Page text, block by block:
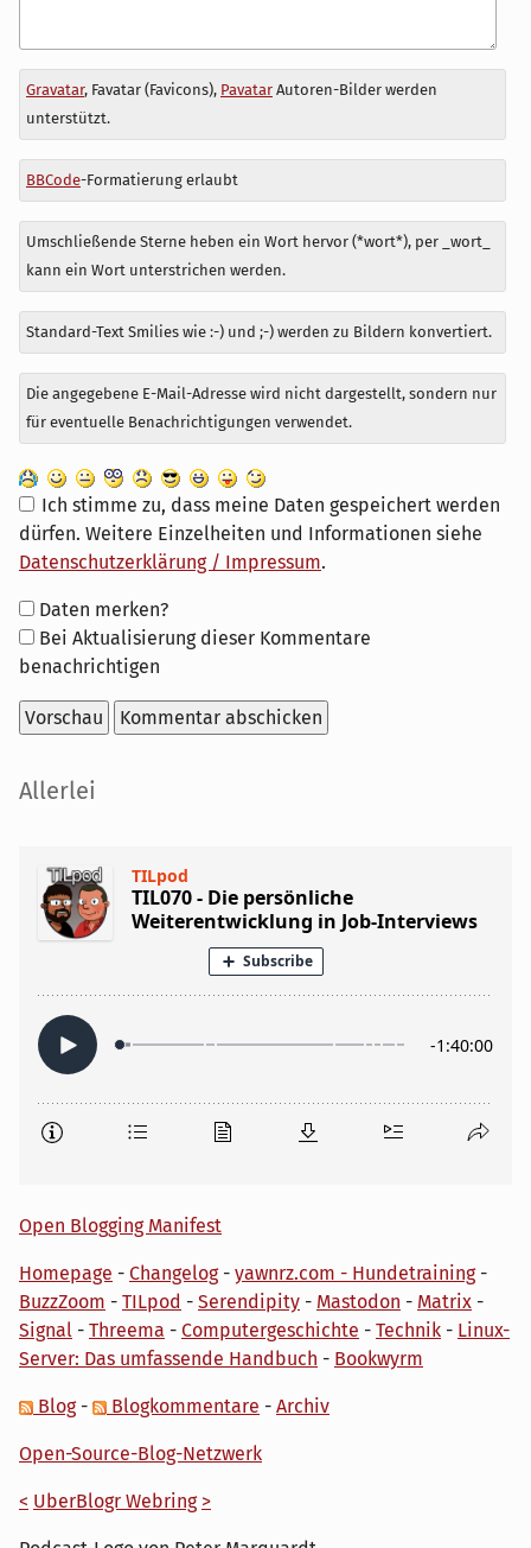
Antwort
zu
Gravatar, Favatar (Favicons), PavatarAutoren-Bilder werden
unterstützt.
BBCode-Formatierung erlaubt
Umschließende Sterne heben ein Wort hervor (*wort*), per _wort_
kann ein Wort unterstrichen werden.
Standard-Text Smilies wie :-) und ;-) werden zu Bildern konvertiert.
Die angegebene E-Mail-Adresse wird nicht dargestellt, sondern nur
für eventuelle Benachrichtigungen verwendet.
Ich stimme zu, dass meine Daten gespeichert werden
dürfen. Weitere Einzelheiten und Informationen siehe
Datenschutzerklärung / Impressum.
Formular-
Optionen
Daten merken?
Bei Aktualisierung dieser Kommentare
benachrichtigen
Seitenleiste
Allerlei
Open Blogging Manifest
Homepage - Changelog- yawnrz.com - Hundetraining-
BuzzZoom - TILpod - Serendipity - Mastodon - Matrix -
Signal - Threema - Computergeschichte - Technik - Linux-
Server: Das umfassende Handbuch - Bookwyrm
Blog- Blogkommentare - Archiv
Open-Source-Blog-Netzwerk
< UberBlogr Webring >